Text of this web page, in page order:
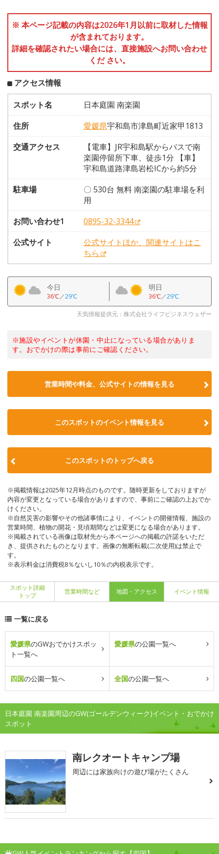
※ 本ページ記載の内容は2026年1月以前に取材した情報
が含まれております。
詳細を確認されたい場合には、直接施設へお問い合わせ
くだ さい。
アクセス情報
スポット名
日本庭園 南楽園
住所
愛媛県宇和島市津島町近家甲1813
交通アクセス
【電車】JR宇和島駅からバスで南
楽園停留所下車、徒歩1分 【車】
宇和島道路津島岩松ICから約5分
駐車場
〇 530台 無料 南楽園の駐車場を利
用
お問い合わせ1
0895-32-3344
公式サイト
公式サイトほか、関連サイトはこ
ちら
今日
36℃／29℃
明日
36℃／29℃
天気情報提供元：株式会社ライフビジネスウェザー
※施設やイベントが休園・中止になっている場合がありま
す。おでかけの際は事前にご確認ください。
営業時間や料金、公式サイトの情報を見る
このスポットのイベント情報を見る
このスポットのトップへ戻る
※掲載情報は2025年12月時点のものです。随時更新をしておりますが
内容が変更となっている場合がありますので、事前にご確認の上おでか
けください。
※自然災害の影響やその他諸事情により、イベントの開催情報、施設の
営業時間、植物の開花・見頃期間などは変更になる場合があります。
※掲載されている画像は取材先から本ページへの掲載の許諾をいただ
き、提供されたものとなります。画像の無断転載(二次使用)は禁止で
す。
※表示料金は消費税8％ないし10％の内税表示です。
スポット詳細
トップ
営業時間など 地図・アクセス イベント情報
一覧に戻る
愛媛県のGWおでかけスポッ
ト一覧へ
愛媛県の公園一覧へ
四国の公園一覧へ 全国の公園一覧へ
日本庭園 南楽園周辺のGW(ゴールデンウィーク)イベント・おでかけ
スポット
南レクオートキャンプ場
周辺には家族向けの遊び場がたくさん